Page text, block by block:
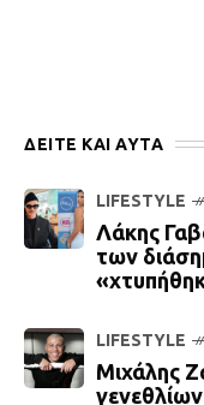
ΔΕΙΤΕ ΚΑΙ ΑΥΤΆ
LIFESTYLE
Λάκης
των
LIFESTYLE
Μιχάλης